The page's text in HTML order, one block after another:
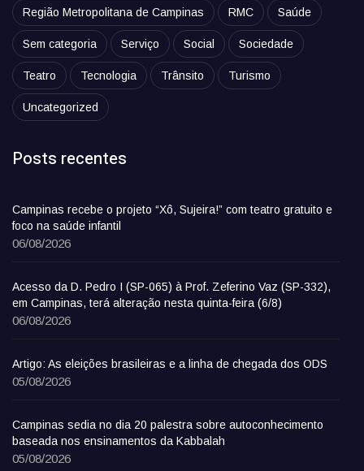
Região Metropolitana de Campinas RMC Saúde
Sem categoria Serviço Social Sociedade
Teatro Tecnologia Trânsito Turismo
Uncategorized
Posts recentes
Campinas recebe o projeto “Xô, Sujeira!” com teatro gratuito e
foco na saúde infantil
06/08/2026
Acesso da D. Pedro I (SP-065) à Prof. Zeferino Vaz (SP-332),
em Campinas, terá alteração nesta quinta-feira (6/8)
06/08/2026
Artigo: As eleições brasileiras e a linha de chegada dos ODS
05/08/2026
Campinas sedia no dia 20 palestra sobre autoconhecimento
baseada nos ensinamentos da Kabbalah
05/08/2026